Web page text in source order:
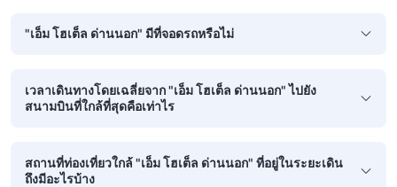
"เอ็ม โฮเต็ล ด่านนอก" มีที่จอดรถหรือไม่
เวลาเดินทางโดยเฉลี่ยจาก "เอ็ม โฮเต็ล ด่านนอก" ไปยัง
สนามบินที่ใกล้ที่สุดคือเท่าไร
สถานที่ท่องเที่ยวใกล้ "เอ็ม โฮเต็ล ด่านนอก" ที่อยู่ในระยะเดิน
ถึงมีอะไรบ้าง